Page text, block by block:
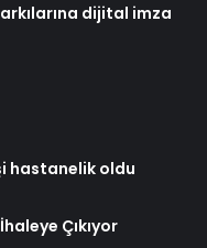
dijital imza
hastanelik oldu
Çıkıyor